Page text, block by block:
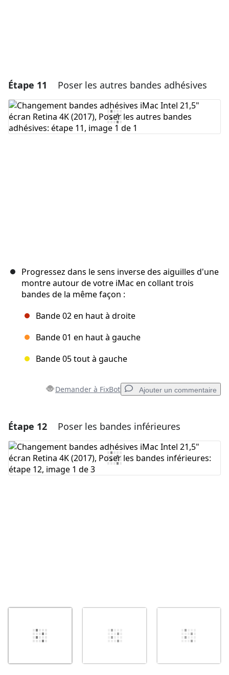
Étape 11 Poser les autres bandes adhésives
Progressez dans le sens inverse des aiguilles d'une
montre autour de votre iMac en collant trois
bandes de la même façon :
Bande 02 en haut à droite
Bande 01 en haut à gauche
Bande 05 tout à gauche
Demander à FixBot Ajouter un commentaire
Ajouter un commentaire
Ajouter un commentaire
Étape 12 Poser les bandes inférieures